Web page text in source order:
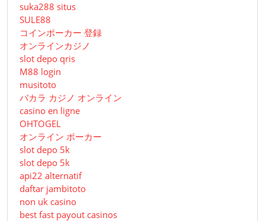
suka288 situs
SULE88
コインポーカー 登録
オンラインカジノ
slot depo qris
M88 login
musitoto
バカラ カジノ オンライン
casino en ligne
OHTOGEL
オンライン ポーカー
slot depo 5k
slot depo 5k
api22 alternatif
daftar jambitoto
non uk casino
best fast payout casinos